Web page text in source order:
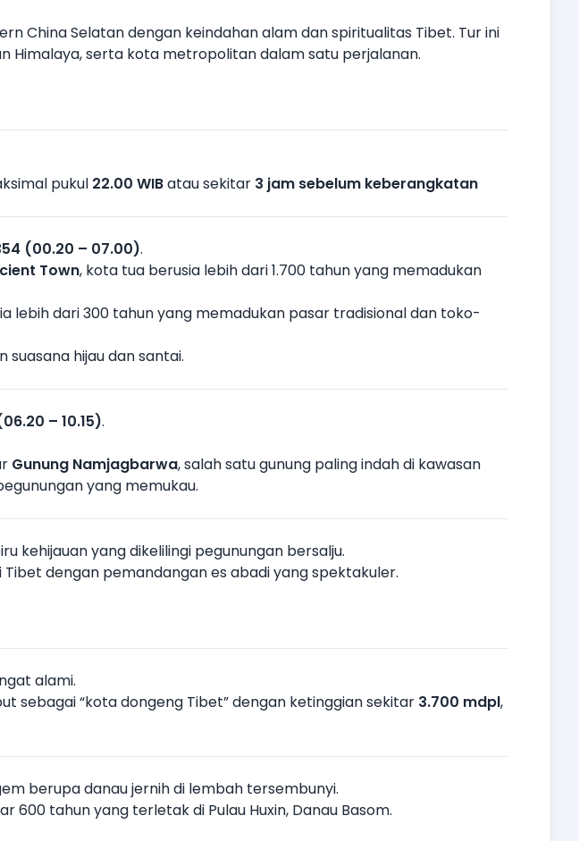
China Selatan dengan keindahan alam dan spiritualitas Tibet. Tur ini
Himalaya, serta kota metropolitan dalam satu perjalanan.
pukul 22.00 WIBatau sekitar 3 jam sebelum keberangkatan
(00.20 – 07.00).
Town, kota tua berusia lebih dari 1.700 tahun yang memadukan
lebih dari 300 tahun yang memadukan pasar tradisional dan toko-
hijau dan santai.
– 10.15).
Gunung Namjagbarwa, salah satu gunung paling indah di kawasan
yang memukau.
kehijauan yang dikelilingi pegunungan bersalju.
dengan pemandangan es abadi yang spektakuler.
alami.
sebagai “kota dongeng Tibet” dengan ketinggian sekitar 3.700 mdpl,
berupa danau jernih di lembah tersembunyi.
600 tahun yang terletak di Pulau Huxin, Danau Basom.